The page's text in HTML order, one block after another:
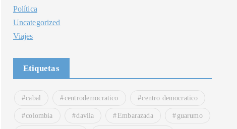
Política
Uncategorized
Viajes
Etiquetas
cabal centrodemocratico centro democratico
colombia davila Embarazada guarumo